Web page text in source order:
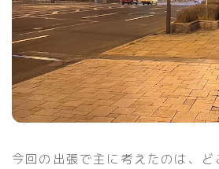
今回の出張で主に考えたのは、